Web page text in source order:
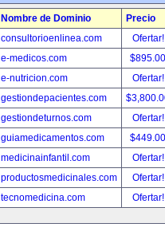
Nombre de Dominio
Precio
consultorioenlinea.com
e-medicos.com
e-nutricion.com
gestiondepacientes.com
gestiondeturnos.com
guiamedicamentos.com
medicinainfantil.com
productosmedicinales.com
tecnomedicina.com